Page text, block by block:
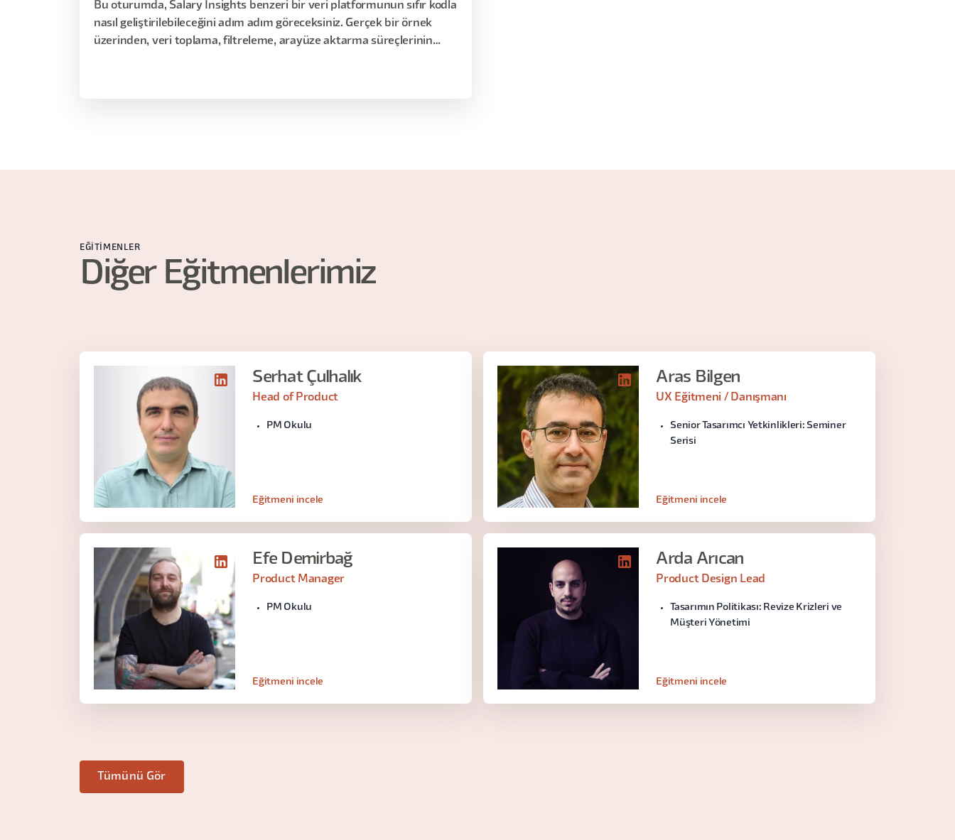
Bu oturumda, Salary Insights benzeri bir veri platformunun sıfır kodla
nasıl geliştirilebileceğini adım adım göreceksiniz. Gerçek bir örnek
üzerinden, veri toplama, filtreleme, arayüze aktarma süreçlerinin
EĞITIMENLER
Diğer Eğitmenlerimiz
Serhat Çulhalık
Head of Product
PM Okulu
Eğitmeni incele
Aras Bilgen
UX Eğitmeni / Danışmanı
Senior Tasarımcı Yetkinlikleri: Seminer
Serisi
Eğitmeni incele
Efe Demirbağ
Product Manager
PM Okulu
Eğitmeni incele
Arda Arıcan
Product Design Lead
Tasarımın Politikası: Revize Krizleri ve
Müşteri Yönetimi
Eğitmeni incele
Tümünü Gör